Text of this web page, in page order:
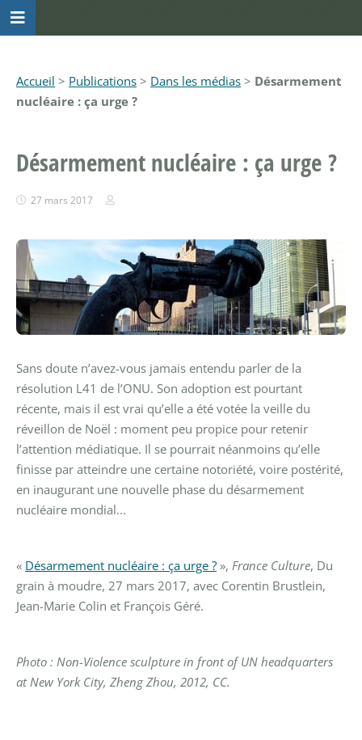
Accueil > Publications > Dans les médias > Désarmement
nucléaire : ça urge ?
Désarmement nucléaire : ça urge ?
27 mars 2017
Sans doute n’avez-vous jamais entendu parler de la
résolution L41 de l’ONU. Son adoption est pourtant
récente, mais il est vrai qu’elle a été votée la veille du
réveillon de Noël : moment peu propice pour retenir
l’attention médiatique. Il se pourrait néanmoins qu’elle
finisse par atteindre une certaine notoriété, voire postérité,
en inaugurant une nouvelle phase du désarmement
nucléaire mondial...
« Désarmement nucléaire : ça urge ? », France Culture, Du
grain à moudre, 27 mars 2017, avec Corentin Brustlein,
Jean-Marie Colin et François Géré.
Photo : Non-Violence sculpture in front of UN headquarters
at New York City, Zheng Zhou, 2012, CC.